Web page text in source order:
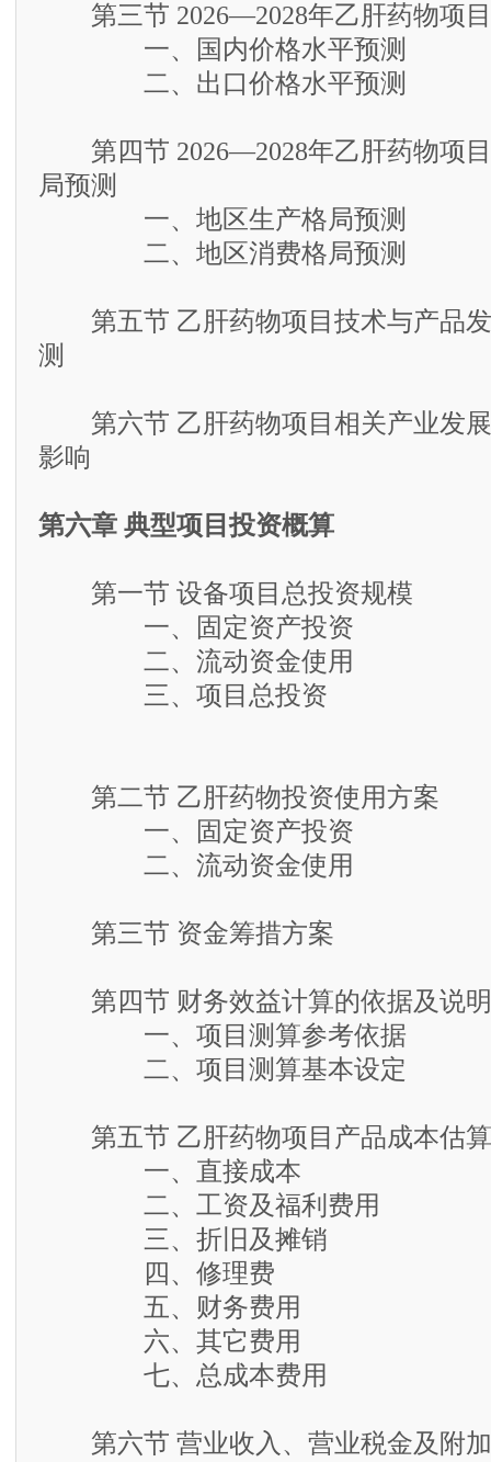
第三节 2026—2028年乙肝药物项目
一、国内价格水平预测
二、出口价格水平预测
第四节 2026—2028年乙肝药物项目
局预测
一、地区生产格局预测
二、地区消费格局预测
第五节 乙肝药物项目技术与产品发
测
第六节 乙肝药物项目相关产业发展
影响
第六章 典型项目投资概算
第一节 设备项目总投资规模
一、固定资产投资
二、流动资金使用
三、项目总投资
第二节 乙肝药物投资使用方案
一、固定资产投资
二、流动资金使用
第三节 资金筹措方案
第四节 财务效益计算的依据及说明
一、项目测算参考依据
二、项目测算基本设定
第五节 乙肝药物项目产品成本估算
一、直接成本
二、工资及福利费用
三、折旧及摊销
四、修理费
五、财务费用
六、其它费用
七、总成本费用
第六节 营业收入、营业税金及附加